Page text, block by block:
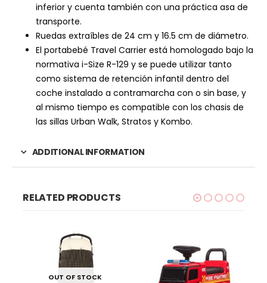
inferior y cuenta también con una práctica asa de
transporte.
Ruedas extraíbles de 24 cm y 16.5 cm de diámetro.
El portabebé Travel Carrier está homologado bajo la
normativa i-Size R-129 y se puede utilizar tanto
como sistema de retención infantil dentro del
coche instalado a contramarcha con o sin base, y
al mismo tiempo es compatible con los chasis de
las sillas Urban Walk, Stratos y Kombo.
ADDITIONAL INFORMATION
RELATED PRODUCTS
OUT OF STOCK